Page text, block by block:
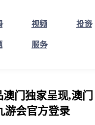
视频 投资
服务
门独家呈现,澳门
游会官方登录